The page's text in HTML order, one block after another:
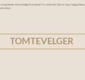
avtale med selvvalgt leverandør for utførelse. Det er ingen
TOMTEVELGER